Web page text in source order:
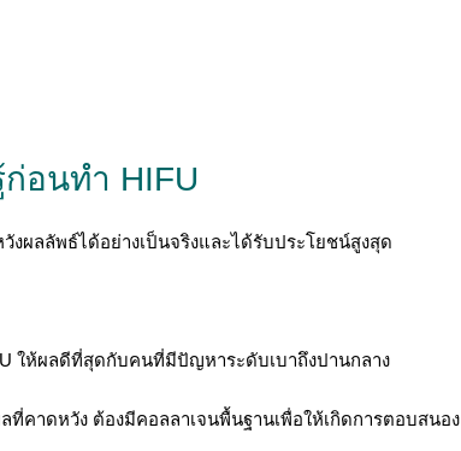
อนทำ HIFU
ลลัพธ์ได้อย่างเป็นจริงและได้รับประโยชน์สูงสุด
ให้ผลดีที่สุดกับคนที่มีปัญหาระดับเบาถึงปานกลาง
คาดหวัง ต้องมีคอลลาเจนพื้นฐานเพื่อให้เกิดการตอบสนอง